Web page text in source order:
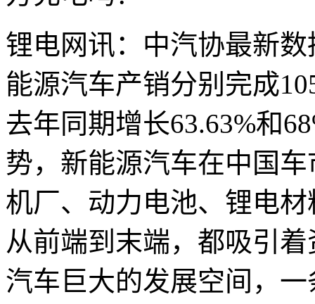
锂电网讯：中汽协最新
能源汽车产销分别完成
去年同期增长63.63%和
势，新能源汽车在中国
机厂、动力电池、锂电
从前端到末端，都吸引
汽车巨大的发展空间，